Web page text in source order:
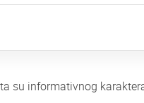
su informativnog